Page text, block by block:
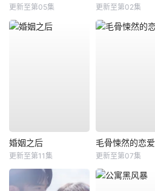
更新至第05集 更新至第02集
婚姻之后
更新至第11集
毛骨悚然的恋爱
更新至第07集